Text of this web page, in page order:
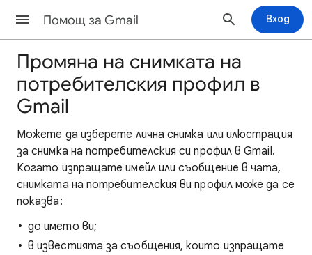
Помощ за Gmail Вход
Промяна на снимката на
потребителския профил в
Gmail
Можете да изберете лична снимка или илюстрация
за снимка на потребителския си профил в Gmail.
Когато изпращате имейл или съобщение в чата,
снимката на потребителския ви профил може да се
показва:
до името ви;
в известията за съобщения, които изпращате